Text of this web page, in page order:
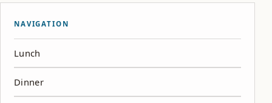
NAVIGATION
Lunch
Dinner